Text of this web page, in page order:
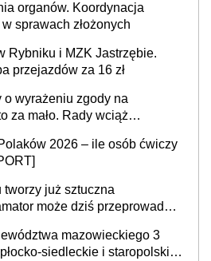
organów. Koordynacja
sprawach złożonych
Rybniku i MZK Jastrzębie.
przejazdów za 16 zł
o wyrażeniu zgody na
za mało. Rady wciąż
2026 – ile osób ćwiczy
już sztuczna
może dziś przeprowadzić
mazowieckiego 3
siedleckie i staropolskie.